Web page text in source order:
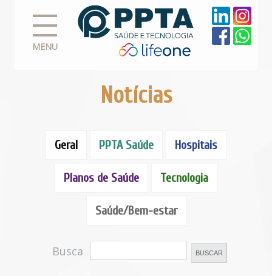
MENU
Notícias
Geral PPTA Saúde Hospitais
Planos de Saúde Tecnologia
Saúde/Bem-estar
Busca